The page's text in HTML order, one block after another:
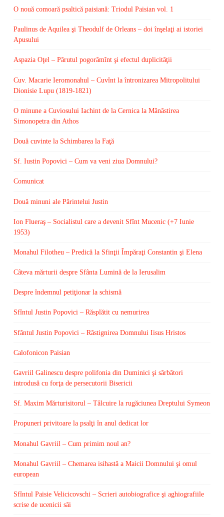
O nouă comoară psaltică paisiană: Triodul Paisian vol. 1
Paulinus de Aquilea şi Theodulf de Orleans – doi înşelaţi ai istoriei
Apusului
Aspazia Oţel – Părutul pogorămînt şi efectul duplicităţii
Cuv. Macarie Ieromonahul – Cuvînt la întronizarea Mitropolitului
Dionisie Lupu (1819-1821)
O minune a Cuviosului Iachint de la Cernica la Mănăstirea
Simonopetra din Athos
Două cuvinte la Schimbarea la Faţă
Sf. Iustin Popovici – Cum va veni ziua Domnului?
Comunicat
Două minuni ale Părintelui Justin
Ion Flueraş – Socialistul care a devenit Sfînt Mucenic (+7 Iunie
1953)
Monahul Filotheu – Predică la Sfinţii Împăraţi Constantin şi Elena
Câteva mărturii despre Sfânta Lumină de la Ierusalim
Despre îndemnul petiţionar la schismă
Sfîntul Justin Popovici – Răsplătit cu nemurirea
Sfântul Justin Popovici – Răstignirea Domnului Iisus Hristos
Calofonicon Paisian
Gavriil Galinescu despre polifonia din Duminici şi sărbători
introdusă cu forţa de persecutorii Bisericii
Sf. Maxim Mărturisitorul – Tâlcuire la rugăciunea Dreptului Symeon
Propuneri privitoare la psalţi în anul dedicat lor
Monahul Gavriil – Cum primim noul an?
Monahul Gavriil – Chemarea isihastă a Maicii Domnului şi omul
european
Sfîntul Paisie Velicicovschi – Scrieri autobiografice şi aghiografiile
scrise de ucenicii săi